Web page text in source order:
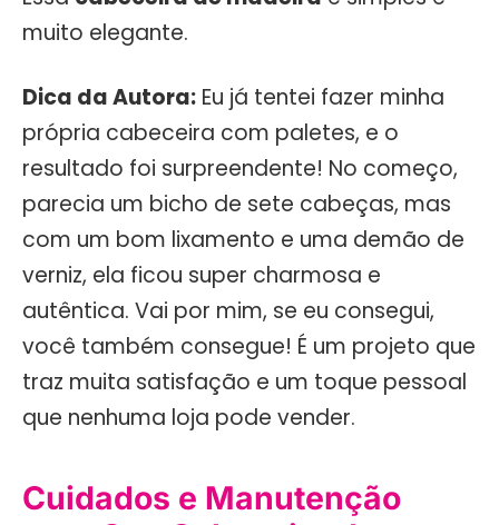
muito elegante.
Dica da Autora: Eu já tentei fazer minha
própria cabeceira com paletes, e o
resultado foi surpreendente! No começo,
parecia um bicho de sete cabeças, mas
com um bom lixamento e uma demão de
verniz, ela ficou super charmosa e
autêntica. Vai por mim, se eu consegui,
você também consegue! É um projeto que
traz muita satisfação e um toque pessoal
que nenhuma loja pode vender.
Cuidados e Manutenção